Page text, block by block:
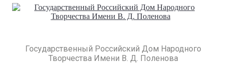
Государственный Российский Дом Народного
Творчества Имени В. Д. Поленова